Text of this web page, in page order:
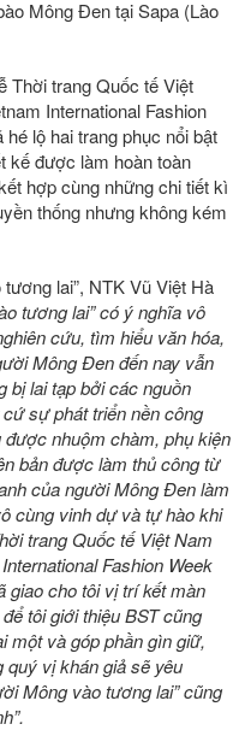
Mông Đen tại Sapa (Lào
Thời trang Quốc tế Việt
International Fashion
lộ hai trang phục nổi bật
kế được làm hoàn toàn
hợp cùng những chi tiết kì
thống nhưng không kém
lai”, NTK Vũ Việt Hà
tương lai” có ý nghĩa vô
cứu, tìm hiểu văn hóa,
Mông Đen đến nay vẫn
bị lai tạp bởi các nguồn
sự phát triển nền công
được nhuộm chàm, phụ kiện
bản được làm thủ công từ
của người Mông Đen làm
cùng vinh dự và tự hào khi
trang Quốc tế Việt Nam
Fashion Week
giao cho tôi vị trí kết màn
tôi giới thiệu BST cũng
một và góp phần gìn giữ,
quý vị khán giả sẽ yêu
Mông vào tương lai” cũng